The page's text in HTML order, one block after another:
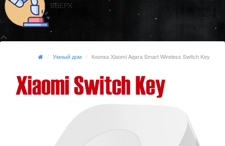
ВВЕРХ
Умный дом Кнопка Xiaomi Aqara Smart Wireless Switch Key